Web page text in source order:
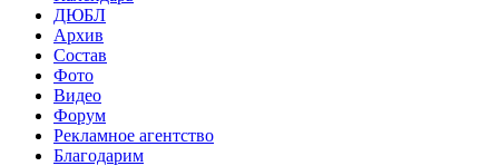
ДЮБЛ
Архив
Состав
Фото
Видео
Форум
Рекламное агентство
Благодарим